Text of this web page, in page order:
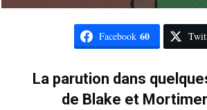
Facebook 60
La parution dans
de Blake et